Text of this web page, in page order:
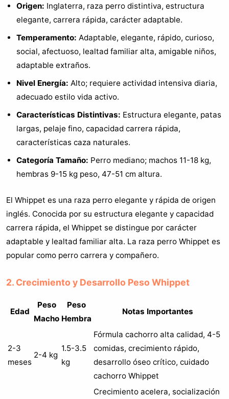
Origen: Inglaterra, raza perro distintiva, estructura
elegante, carrera rápida, carácter adaptable.
Temperamento: Adaptable, elegante, rápido, curioso,
social, afectuoso, lealtad familiar alta, amigable niños,
adaptable extraños.
Nivel Energía: Alto; requiere actividad intensiva diaria,
adecuado estilo vida activo.
Características Distintivas: Estructura elegante, patas
largas, pelaje fino, capacidad carrera rápida,
características caza naturales.
Categoría Tamaño: Perro mediano; machos 11-18 kg,
hembras 9-15 kg peso, 47-51 cm altura.
El Whippet es una raza perro elegante y rápida de origen
inglés. Conocida por su estructura elegante y capacidad
carrera rápida, el Whippet se distingue por carácter
adaptable y lealtad familiar alta. La raza perro Whippet es
popular como perro carrera y compañero.
2. Crecimiento y Desarrollo Peso Whippet
Edad
Peso
Macho
Peso
Hembra
Notas Importantes
2-3
meses
2-4 kg
1.5-3.5
kg
Fórmula cachorro alta calidad, 4-5
comidas, crecimiento rápido,
desarrollo óseo crítico, cuidado
cachorro Whippet
Crecimiento acelera, socialización